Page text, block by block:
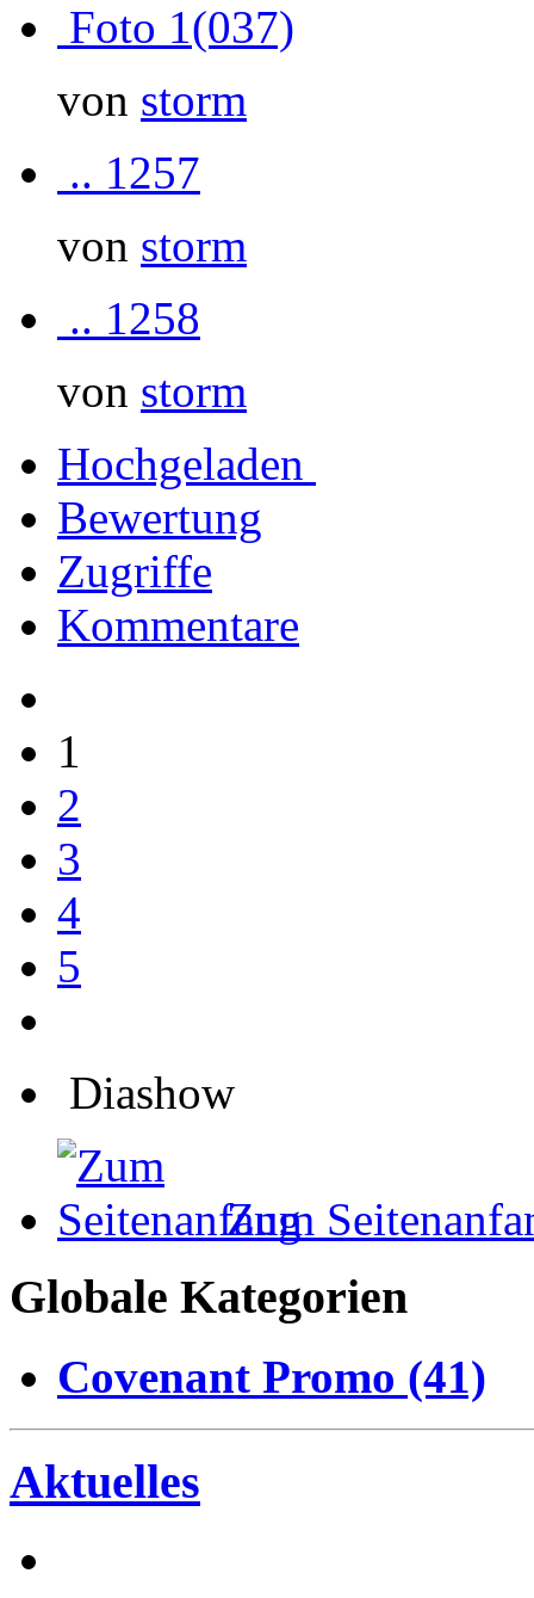
Foto 1(037)
von storm
.. 1257
von storm
.. 1258
von storm
Hochgeladen
Bewertung
Zugriffe
Kommentare
1
2
3
4
5
Diashow
Zum
Globale Kategorien
Covenant Promo (41)
Aktuelles